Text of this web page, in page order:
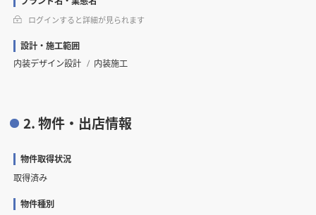
ログインすると詳細が見られます
設計・施工範囲
内装デザイン設計
内装施工
2. 物件・出店情報
物件取得状況
取得済み
物件種別